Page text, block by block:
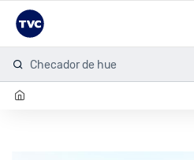
Checador de huel